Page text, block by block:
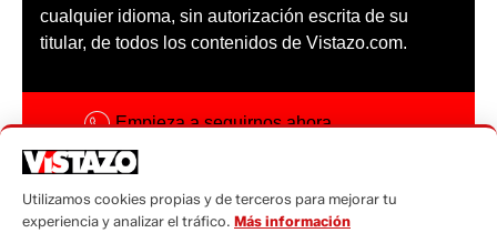
cualquier idioma, sin autorización escrita de su
titular, de todos los contenidos de Vistazo.com.
Empieza a seguirnos ahora
Código ética
Utilizamos cookies propias y de terceros para mejorar tu
experiencia y analizar el tráfico. Más información